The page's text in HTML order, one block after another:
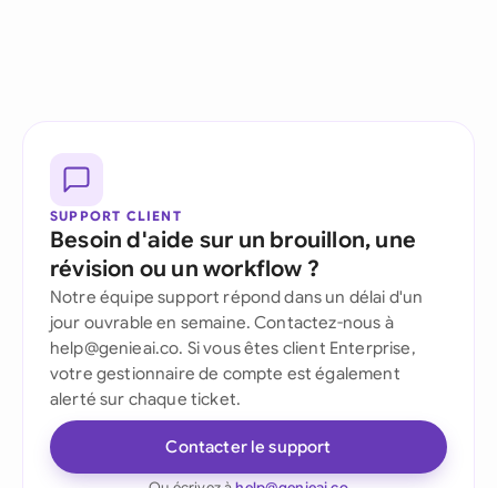
SUPPORT CLIENT
Besoin d'aide sur un brouillon, une
révision ou un workflow ?
Notre équipe support répond dans un délai d'un
jour ouvrable en semaine. Contactez-nous à
help@genieai.co. Si vous êtes client Enterprise,
votre gestionnaire de compte est également
alerté sur chaque ticket.
Contacter le support